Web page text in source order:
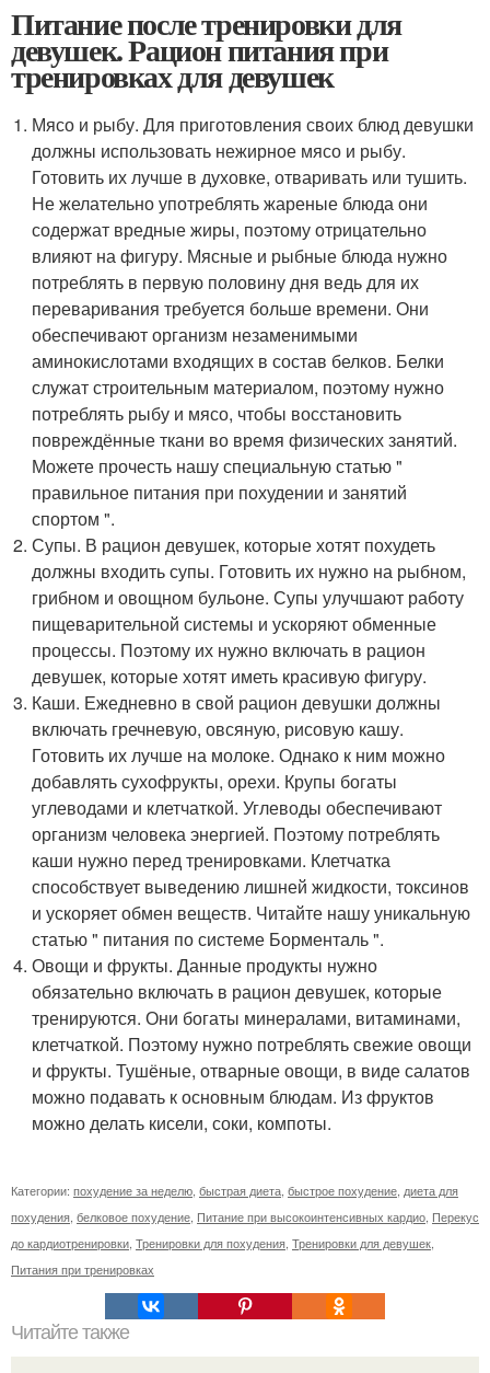
Питание после тренировки для
девушек. Рацион питания при
тренировках для девушек
Мясо и рыбу. Для приготовления своих блюд девушки
должны использовать нежирное мясо и рыбу.
Готовить их лучше в духовке, отваривать или тушить.
Не желательно употреблять жареные блюда они
содержат вредные жиры, поэтому отрицательно
влияют на фигуру. Мясные и рыбные блюда нужно
потреблять в первую половину дня ведь для их
переваривания требуется больше времени. Они
обеспечивают организм незаменимыми
аминокислотами входящих в состав белков. Белки
служат строительным материалом, поэтому нужно
потреблять рыбу и мясо, чтобы восстановить
повреждённые ткани во время физических занятий.
Можете прочесть нашу специальную статью "
правильное питания при похудении и занятий
спортом ".
Супы. В рацион девушек, которые хотят похудеть
должны входить супы. Готовить их нужно на рыбном,
грибном и овощном бульоне. Супы улучшают работу
пищеварительной системы и ускоряют обменные
процессы. Поэтому их нужно включать в рацион
девушек, которые хотят иметь красивую фигуру.
Каши. Ежедневно в свой рацион девушки должны
включать гречневую, овсяную, рисовую кашу.
Готовить их лучше на молоке. Однако к ним можно
добавлять сухофрукты, орехи. Крупы богаты
углеводами и клетчаткой. Углеводы обеспечивают
организм человека энергией. Поэтому потреблять
каши нужно перед тренировками. Клетчатка
способствует выведению лишней жидкости, токсинов
и ускоряет обмен веществ. Читайте нашу уникальную
статью " питания по системе Борменталь ".
Овощи и фрукты. Данные продукты нужно
обязательно включать в рацион девушек, которые
тренируются. Они богаты минералами, витаминами,
клетчаткой. Поэтому нужно потреблять свежие овощи
и фрукты. Тушёные, отварные овощи, в виде салатов
можно подавать к основным блюдам. Из фруктов
можно делать кисели, соки, компоты.
Категории: похудение за неделю быстрая диета быстрое похудение диета для
похудения белковое похудение Питание при высокоинтенсивных кардио Перекус
до кардиотренировки Тренировки для похудения Тренировки для девушек
Питания при тренировках
Читайте также